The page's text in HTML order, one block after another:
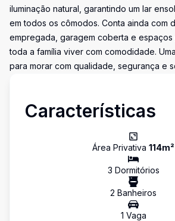
iluminação natural, garantindo um lar
em todos os cômodos. Conta ainda com
empregada, garagem coberta e
toda a família viver com comodidade.
para morar com qualidade, segurança e
Características
Área Privativa 114m²
3 Dormitórios
2 Banheiros
1 Vaga